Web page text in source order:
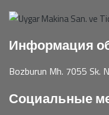
Информация
Bozburun Mh. 7055 Sk.
Социальные